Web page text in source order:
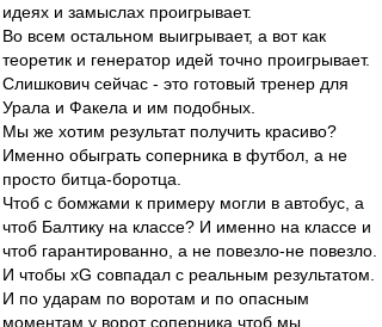
идеях и замыслах проигрывает.
Во всем остальном выигрывает, а вот как
теоретик и генератор идей точно проигрывает.
Слишкович сейчас - это готовый тренер для
Урала и Факела и им подобных.
Мы же хотим результат получить красиво?
Именно обыграть соперника в футбол, а не
просто битца-боротца.
Чтоб с бомжами к примеру могли в автобус, а
чтоб Балтику на классе? И именно на классе и
чтоб гарантированно, а не повезло-не повезло.
И чтобы хG совпадал с реальным результатом.
И по ударам по воротам и по опасным
моментам у ворот соперника чтоб мы